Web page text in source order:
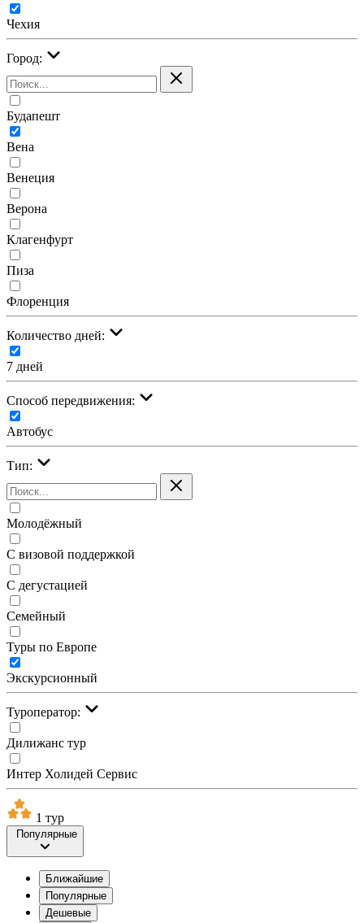
Чехия
Город:
Будапешт
Вена
Венеция
Верона
Клагенфурт
Пиза
Флоренция
Количество дней:
7 дней
Cпособ передвижения:
Автобус
Тип:
Молодёжный
С визовой поддержкой
С дегустацией
Семейный
Туры по Европе
Экскурсионный
Туроператор:
Дилижанс тур
Интер Холидей Сервис
1 тур
Популярные
Ближайшие
Популярные
Дешевые